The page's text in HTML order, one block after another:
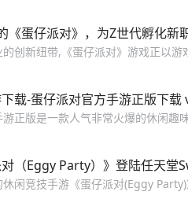
《蛋仔派对》，为Z世代孵化新
创新纽带,《蛋仔派对》游戏正以
载-蛋仔派对官方手游正版下载
正版是一款人气非常火爆的休闲趣
（Eggy Party）》登陆任天堂
休闲竞技手游《蛋仔派对(Eggy